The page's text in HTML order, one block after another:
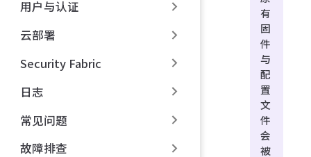
用户与认证
云部署
Security Fabric
日志
常见问题
故障排查
有
固
件
与
配
置
文
件
会
被